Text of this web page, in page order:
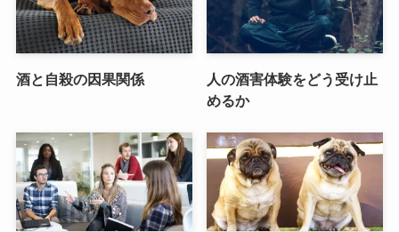
酒と自殺の因果関係
人の酒害体験をどう受け止
めるか